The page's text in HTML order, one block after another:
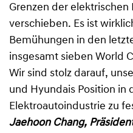
Grenzen der
verschieben. Es ist
Bemühungen in den
insgesamt sieben World
Wir sind stolz darauf,
und Hyundais Position in
Elektroautoindustrie zu
Jaehoon Chang,